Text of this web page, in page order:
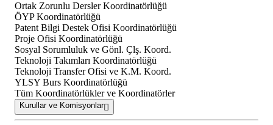
Ortak Zorunlu Dersler Koordinatörlüğü
ÖYP Koordinatörlüğü
Patent Bilgi Destek Ofisi Koordinatörlüğü
Proje Ofisi Koordinatörlüğü
Sosyal Sorumluluk ve Gönl. Çlş. Koord.
Teknoloji Takımları Koordinatörlüğü
Teknoloji Transfer Ofisi ve K.M. Koord.
YLSY Burs Koordinatörlüğü
Tüm Koordinatörlükler ve Koordinatörler
Kurullar ve Komisyonlar